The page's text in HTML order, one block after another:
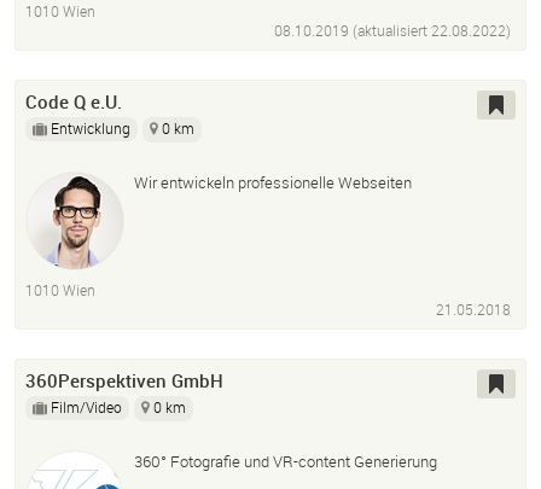
1010 Wien
08.10.2019 (aktualisiert22.08.2022)
Code Q e.U.
Entwicklung 0 km
Wir entwickeln professionelle Webseiten
1010 Wien
21.05.2018
360Perspektiven GmbH
Film/Video 0 km
360° Fotografie und VR-content Generierung